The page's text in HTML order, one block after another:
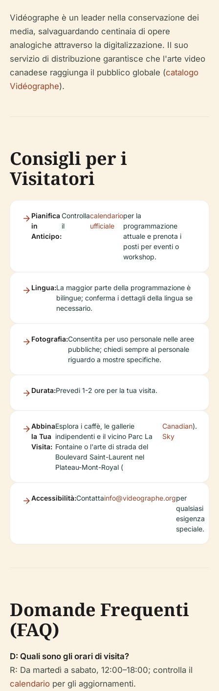
Vidéographe è un leader nella conservazione dei
media, salvaguardando centinaia di opere
analogiche attraverso la digitalizzazione. Il suo
servizio di distribuzione garantisce che l'arte video
canadese raggiunga il pubblico globale (catalogo
Vidéographe).
Consigli per i
Visitatori
Pianifica
in
Anticipo:
Controlla
il
calendario
ufficiale
per la
programmazione
attuale e prenota i
posti per eventi o
workshop.
Lingua:La maggior parte della programmazione è
bilingue; conferma i dettagli della lingua se
necessario.
Fotografia:Consentita per uso personale nelle aree
pubbliche; chiedi sempre al personale
riguardo a mostre specifiche.
Durata:Prevedi 1-2 ore per la tua visita.
Abbina
la Tua
Visita:
Esplora i caffè, le gallerie
indipendenti e il vicino Parc La
Fontaine o l'arte di strada del
Boulevard Saint-Laurent nel
Plateau-Mont-Royal (
Canadian
Sky
).
Accessibilità:Contattainfo@videographe.orgper
qualsiasi
esigenza
speciale.
Domande Frequenti
(FAQ)
D: Quali sono gli orari di visita?
R: Da martedì a sabato, 12:00–18:00; controlla il
calendario per gli aggiornamenti.